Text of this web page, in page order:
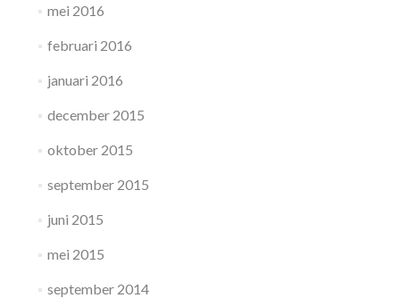
mei 2016
februari 2016
januari 2016
december 2015
oktober 2015
september 2015
juni 2015
mei 2015
september 2014